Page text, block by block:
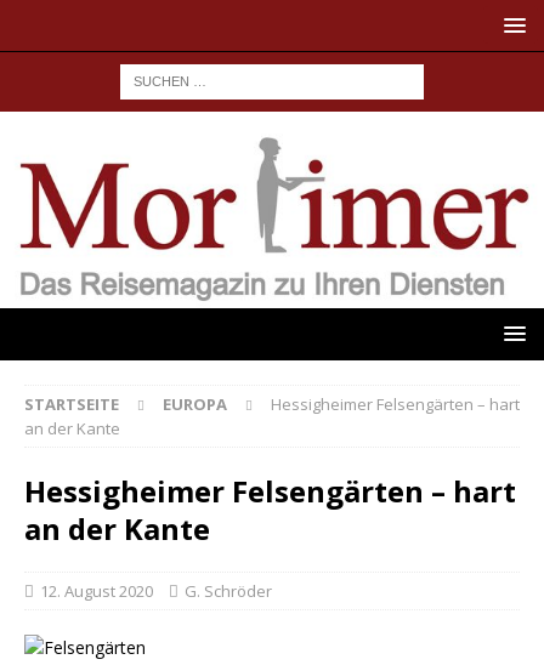
STARTSEITE EUROPA
Hessigheimer Felsengärten – hart
an der Kante
Hessigheimer Felsengärten – hart
an der Kante
12. August 2020 G. Schröder